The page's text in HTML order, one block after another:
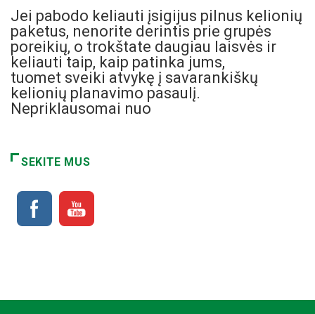
Jei pabodo keliauti įsigijus pilnus kelionių
paketus, nenorite derintis prie grupės
poreikių, o trokštate daugiau laisvės ir
keliauti taip, kaip patinka jums,
tuomet sveiki atvykę į savarankiškų
kelionių planavimo pasaulį.
Nepriklausomai nuo
SEKITE MUS